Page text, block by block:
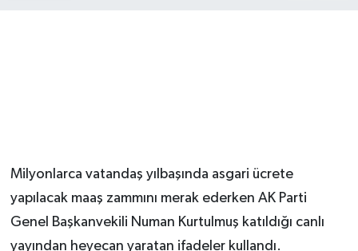
Milyonlarca vatandaş yılbaşında asgari ücrete
yapılacak maaş zammını merak ederken AK Parti
Genel Başkanvekili Numan Kurtulmuş katıldığı canlı
yayından heyecan yaratan ifadeler kullandı.